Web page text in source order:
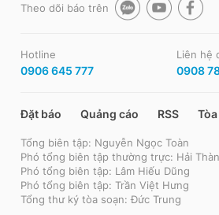
Theo dõi báo trên
Hotline
0906 645 777
Liên hệ
0908
Đặt báo Quảng cáo RSS
Tổng biên tập: Nguyễn Ngọc Toàn
Phó tổng biên tập thường trực: Hải
Phó tổng biên tập: Lâm Hiếu Dũng
Phó tổng biên tập: Trần Việt Hưng
Tổng thư ký tòa soạn: Đức Trung